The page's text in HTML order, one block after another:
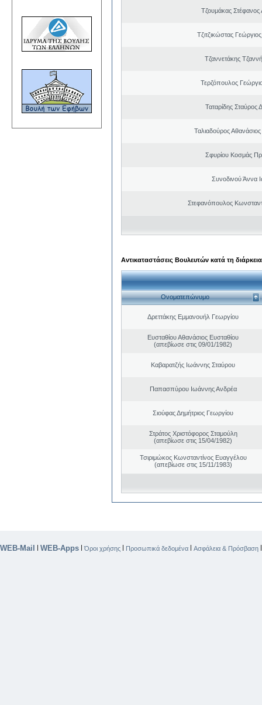
Τζουμάκας Στέφανος
Τζιτζικώστας
Τζαννετάκης
Τερζόπουλος
Ταταρίδης Σταύρος
Ταλιαδούρος
Σφυρίου Κοσμάς
Συνοδινού Άννα
Στεφανόπουλος
Αντικαταστάσεις Βουλευτών κατά τη
Ονοματεπώνυμο
Δρεττάκης Εμμανουήλ Γεωργίου
Ευσταθίου Αθανάσιος Ευσταθίου
(απεβίωσε στις 09/01/1982)
Καβαρατζής Ιωάννης Σταύρου
Παπασπύρου Ιωάννης Ανδρέα
Σιούφας Δημήτριος Γεωργίου
Στράτος Χριστόφορος Σταμούλη
(απεβίωσε στις 15/04/1982)
Τσιριμώκος Κωνσταντίνος Ευαγγέλου
(απεβίωσε στις 15/11/1983)
WEB-Mail | WEB-Apps |Όροι χρήσης | Προσωπικά δεδομένα | Ασφάλεια & Πρόσβαση